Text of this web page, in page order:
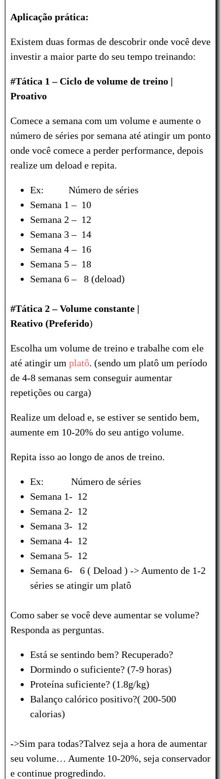
Aplicação prática:
Existem duas formas de descobrir onde você deve
investir a maior parte do seu tempo treinando:
#Tática 1 – Ciclo de volume de treino |
Proativo
Comece a semana com um volume e aumente o
número de séries por semana até atingir um ponto
onde você comece a perder performance, depois
realize um deload e repita.
Ex: Número de séries
Semana 1 – 10
Semana 2 – 12
Semana 3 – 14
Semana 4 – 16
Semana 5 – 18
Semana 6 – 8 (deload)
#Tática 2 – Volume constante |
Reativo (Preferido)
Escolha um volume de treino e trabalhe com ele
até atingir um platô. (sendo um platô um período
de 4-8 semanas sem conseguir aumentar
repetições ou carga)
Realize um deload e, se estiver se sentido bem,
aumente em 10-20% do seu antigo volume.
Repita isso ao longo de anos de treino.
Ex: Número de séries
Semana 1- 12
Semana 2- 12
Semana 3- 12
Semana 4- 12
Semana 5- 12
Semana 6- 6 ( Deload ) -> Aumento de 1-2
séries se atingir um platô
Como saber se você deve aumentar se volume?
Responda as perguntas.
Está se sentindo bem? Recuperado?
Dormindo o suficiente? (7-9 horas)
Proteína suficiente? (1.8g/kg)
Balanço calórico positivo?( 200-500
calorias)
->Sim para todas?Talvez seja a hora de aumentar
seu volume… Aumente 10-20%, seja conservador
e continue progredindo.